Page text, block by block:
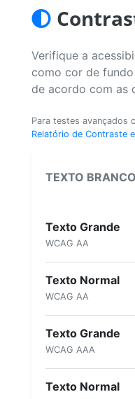
Verifique a
como cor de
de acordo com as
Para testes avançados
Relatório de Contraste
TEXTO BRANCO
Texto Grande
WCAG AA
Texto Normal
WCAG AA
Texto Grande
WCAG AAA
Texto Normal